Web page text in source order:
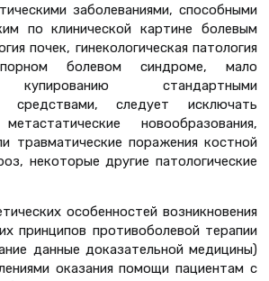
заболеваниями, способными
по клинической картине болевым
почек, гинекологическая патология
болевом синдроме, мало
стандартными
средствами, следует исключать
новообразования,
травматические поражения костной
некоторые другие патологические
особенностей возникновения
принципов противоболевой терапии
данные доказательной медицины)
оказания помощи пациентам с